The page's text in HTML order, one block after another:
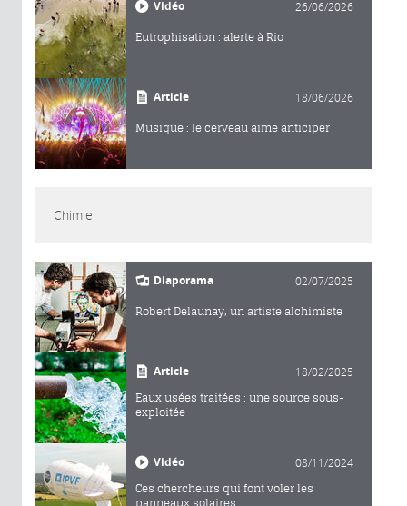
Vidéo 26/06/2026
Eutrophisation : alerte à Rio
Article 18/06/2026
Musique : le cerveau aime anticiper
Chimie
Diaporama 02/07/2025
Robert Delaunay, un artiste alchimiste
Article 18/02/2025
Eaux usées traitées : une source sous-
exploitée
Vidéo 08/11/2024
Ces chercheurs qui font voler les
panneaux solaires